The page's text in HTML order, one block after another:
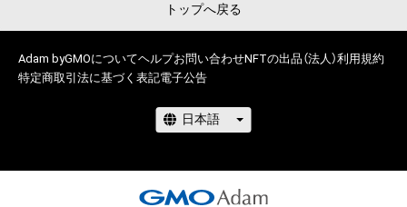
トップへ戻る
Adam byGMOについてヘルプお問い合わせNFTの出品（法人）利用規約
特定商取引法に基づく表記電子公告